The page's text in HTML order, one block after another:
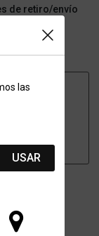
las
USAR
de retiro/envío